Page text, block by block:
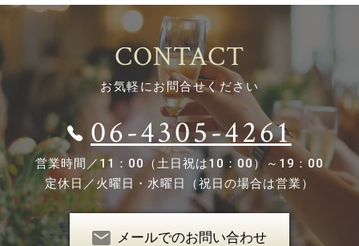
CONTACT
お気軽にお問合せください
06-4305-4261
営業時間／ 11：00（土日祝は10：00）～19：00
定休日／火曜日・水曜日（祝日の場合は営業）
メールでのお問い合わせ